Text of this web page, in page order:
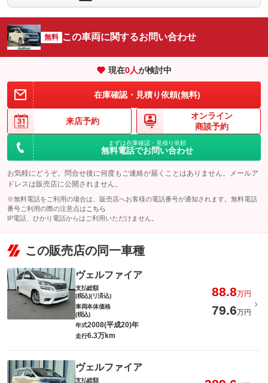
トしてくれます。多発する大雨やゲリラ豪雨に備えるためにお勧
めしたい商品です。
このパックの見積もり依頼（無料）
パック内容
美観をキープする為にお勧めしたい商品です。
備考
このパックの見積もり依頼（無料）
車両本体価
格
ヘッドライト専用ガラスコーティング『ヘッドライトコート』は
ガラス被膜で黄ばみなどの表面劣化の予防や発止効果で汚れの付
着を抑制する効果が期待できます。
備考 －
このパックの見積もり依頼（無料）
無料 この車両に関するお問い合わせ
現在0人が検討中
在庫確認・見積り依頼(無料)
来店予約
オンライン
商談予約
まずは在庫確認・見積り依頼
無料電話でお問い合わせ
お気軽にどうぞ。問合せ後に何度もご連絡が届くことはありません。メールア
ドレスは販売店に公開されません。
※無料電話をご利用の場合は、販売店へお客様の電話番号が通知されます。無料電話
番号ご利用の際の注意点は こちら
IP電話、ひかり電話からはご利用いただけません。
この販売店の同一車種
ヴェルファイア
支払総額
(税込)(リ済込)
88.8万円
車両本体価格
(税込)
79.6万円
年式2008(平成20)年
走行6.3万km
ヴェルファイア
支払総額